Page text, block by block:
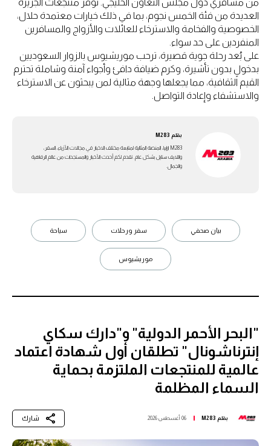
من مسافري دول مجلس التعاون الخليجي. توفر منتجعات الجزيرة
العديدة من فئة الخمس نجوم، بما في ذلك خيارات معتمدة حلال،
الخصوصية والفخامة والاسترخاء للعائلات والأزواج والمسافرين
المنفردين على حد سواء.
على بُعد رحلة جوية قصيرة، ترحب موريشيوس بالزوار السعوديين
بدخولٍ بدون تأشيرة، وكرم ضيافة دافئ وأجواء آمنة وشاملة تحترم
القيم الثقافية، مما يجعلها وجهة مثالية لمن يبحثون عن الاسترخاء
والاستشفاء وإعادة التواصل.
بقلم M283
M283 ارابيا، المنصة المثالية لمتابعة مختلف الاخبار في مجالات الأزياء، السفر،
واللايف ستايل بشكل عام. تقدم لكم أحدث الأخبار والمستجدات من عالم الرفاهية
والجمال.
بيان صحفي سفر ورحلات سياحة
موريشيوس
"البحر الأحمر الدولية" و"دارك سكاي
إنترناشونال" تطلقان أول شهادة اعتماد
عالمية للمنتجعات الملتزمة بحماية
السماء المظلمة
بقلم M283 06 أغسطس 2026 شارك